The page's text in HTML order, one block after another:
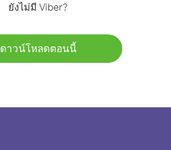
ยังไม่มี Viber?
ดาวน์โหลดตอนนี้